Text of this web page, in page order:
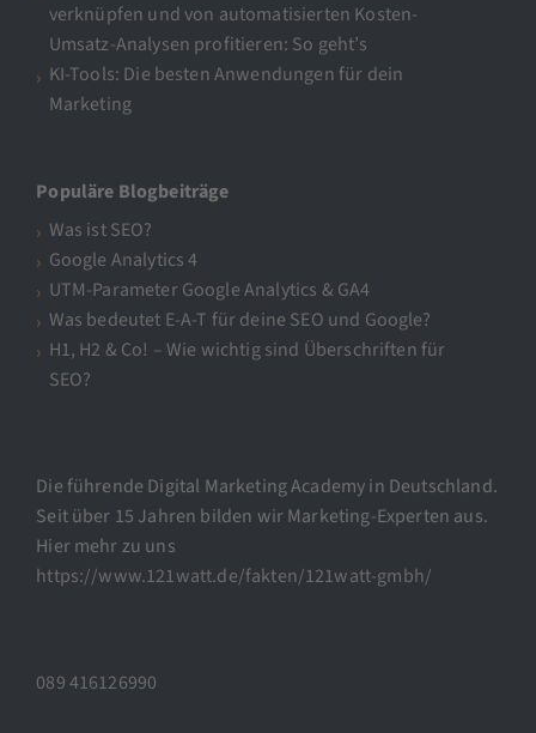
verknüpfen und von automatisierten Kosten-
Umsatz-Analysen profitieren: So geht’s
KI-Tools: Die besten Anwendungen für dein
Marketing
Populäre Blogbeiträge
Was ist SEO?
Google Analytics 4
UTM-Parameter Google Analytics & GA4
Was bedeutet E-A-T für deine SEO und Google?
H1, H2 & Co! – Wie wichtig sind Überschriften für
SEO?
Die führende Digital Marketing Academy in Deutschland.
Seit über 15 Jahren bilden wir Marketing-Experten aus.
Hier mehr zu uns
https://www.121watt.de/fakten/121watt-gmbh/
089 416126990